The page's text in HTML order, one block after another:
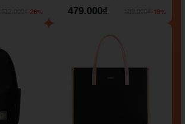
-26%
479.000₫
-19%